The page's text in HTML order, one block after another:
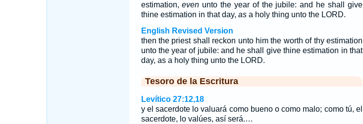
estimation,even unto the year of the jubile: and he shall give
thine estimation in that day, asa holy thing unto the LORD.
English Revised Version
then the priest shall reckon unto him the worth of thy estimation
unto the year of jubile: and he shall give thine estimation in that
day, as a holy thing unto the LORD.
Tesoro de la Escritura
Levítico 27:12,18
y el sacerdote lo valuará como bueno o como malo; como tú, el
sacerdote, lo valúes, así será.…